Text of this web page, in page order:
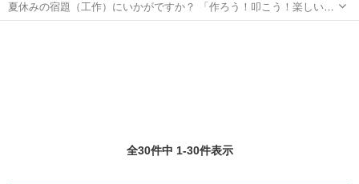
夏休みの宿題（工作）にいかがですか？ 「作ろう！叩こう！楽しいカ
ホン」 カホン製作ワークショップ開催します！ 〒814-0104 福岡市城
全30件中 1-30件表示